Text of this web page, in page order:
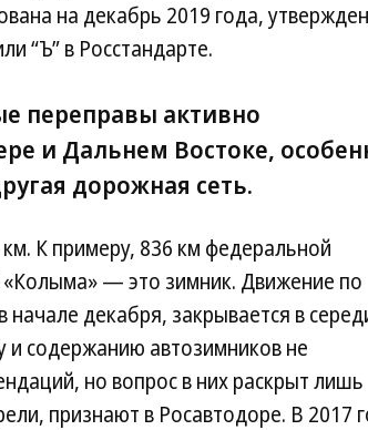
на декабрь 2019 года,
“Ъ” в Росстандарте.
переправы активно
и Дальнем Востоке,
дорожная сеть.
К примеру, 836 км федеральной
«Колыма» — это зимник. Движение по
декабря, закрывается в
и содержанию автозимников не
но вопрос в них раскрыт лишь
признают в Росавтодоре. В 2017